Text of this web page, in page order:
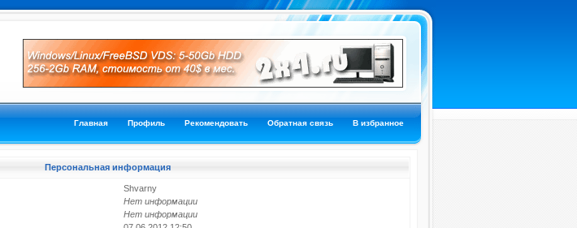
Главная Профиль Рекомендовать Обратная связь В избранное
Персональная информация
Shvarny
Нет информации
Нет информации